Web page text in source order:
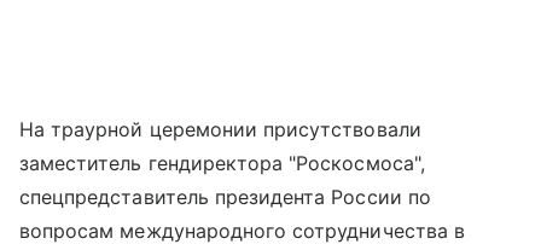
На траурной церемонии присутствовали
заместитель гендиректора "Роскосмоса",
спецпредставитель президента России по
вопросам международного сотрудничества в